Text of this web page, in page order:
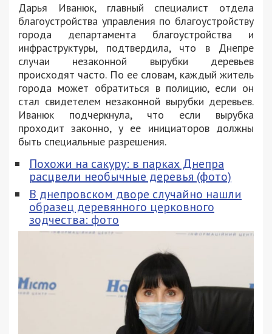
Дарья Иванюк, главный специалист отдела
благоустройства управления по благоустройству
города департамента благоустройства и
инфраструктуры, подтвердила, что в Днепре
случаи незаконной вырубки деревьев
происходят часто. По ее словам, каждый житель
города может обратиться в полицию, если он
стал свидетелем незаконной вырубки деревьев.
Иванюк подчеркнула, что если вырубка
проходит законно, у ее инициаторов должны
быть специальные разрешения.
Похожи на сакуру: в парках Днепра
расцвели необычные деревья (фото)
В днепровском дворе случайно нашли
образец деревянного церковного
зодчества: фото